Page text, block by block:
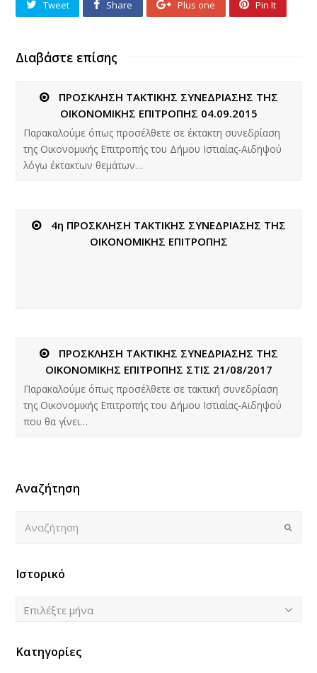
Tweet Share Plus one Pin It
Διαβάστε επίσης
ΠΡΟΣΚΛΗΣΗ ΤΑΚΤΙΚΗΣ ΣΥΝΕΔΡΙΑΣΗΣ ΤΗΣ
ΟΙΚΟΝΟΜΙΚΗΣ ΕΠΙΤΡΟΠΗΣ 04.09.2015
Παρακαλούμε όπως προσέλθετε σε έκτακτη συνεδρίαση
της Οικονομικής Επιτροπής του Δήμου Ιστιαίας-Αιδηψού
λόγω έκτακτων θεμάτων…
4η ΠΡΟΣΚΛΗΣΗ ΤΑΚΤΙΚΗΣ ΣΥΝΕΔΡΙΑΣΗΣ ΤΗΣ
ΟΙΚΟΝΟΜΙΚΗΣ ΕΠΙΤΡΟΠΗΣ
ΠΡΟΣΚΛΗΣΗ ΤΑΚΤΙΚΗΣ ΣΥΝΕΔΡΙΑΣΗΣ ΤΗΣ
ΟΙΚΟΝΟΜΙΚΗΣ ΕΠΙΤΡΟΠΗΣ ΣΤΙΣ 21/08/2017
Παρακαλούμε όπως προσέλθετε σε τακτική συνεδρίαση
της Οικονομικής Επιτροπής του Δήμου Ιστιαίας-Αιδηψού
που θα γίνει…
Αναζήτηση
Submit
Ιστορικό
Ιστορικό
Επιλέξτε μήνα
Κατηγορίες